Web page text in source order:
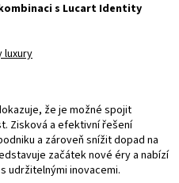
s Lucart Identity
luxury
že je možné spojit
Zisková a efektivní řešení
a zároveň snížit dopad na
začátek nové éry a nabízí
udržitelnými inovacemi.